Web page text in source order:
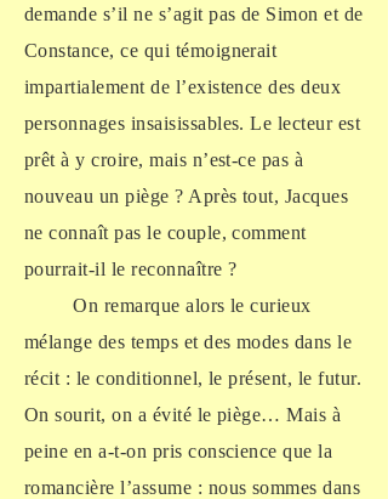
demande s’il ne s’agit pas de Simon et de
Constance, ce qui témoignerait
impartialement de l’existence des deux
personnages insaisissables. Le lecteur est
prêt à y croire, mais n’est-ce pas à
nouveau un piège ? Après tout, Jacques
ne connaît pas le couple, comment
pourrait-il le reconnaître ?
On remarque alors le curieux
mélange des temps et des modes dans le
récit : le conditionnel, le présent, le futur.
On sourit, on a évité le piège… Mais à
peine en a-t-on pris conscience que la
romancière l’assume : nous sommes dans